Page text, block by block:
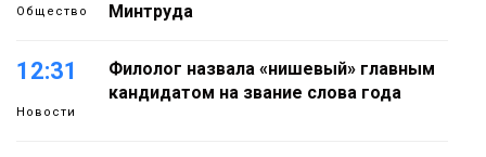
Общество
Минтруда
12:31
Новости
Филолог назвала «нишевый» главным
кандидатом на звание слова года